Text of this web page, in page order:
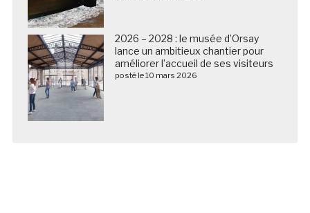
2026 – 2028 : le musée d’Orsay
lance un ambitieux chantier pour
améliorer l’accueil de ses visiteurs
posté le 10 mars 2026